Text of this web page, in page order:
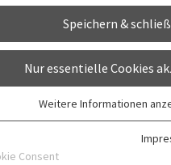
Speichern &
Nur essentielle Cookies
Cookies werden für
ist gewährleistet, dass die
Weitere Informationen
Consent